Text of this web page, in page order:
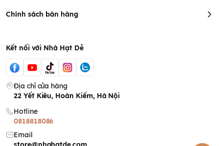
Chính sách bán hàng
Kết nối với Nhà Hạt Dẻ
Địa chỉ cửa hàng
22 Yết Kiêu, Hoàn Kiếm, Hà Nội
Hotline
0818818086
Email